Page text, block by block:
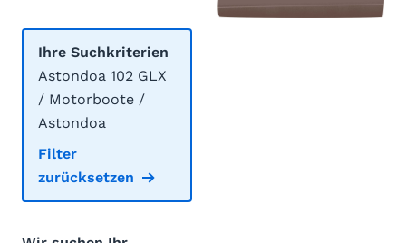
Ihre Suchkriterien
Astondoa 102 GLX
/ Motorboote /
Astondoa
Filter
zurücksetzen